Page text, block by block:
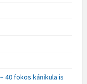
40 fokos kánikula is